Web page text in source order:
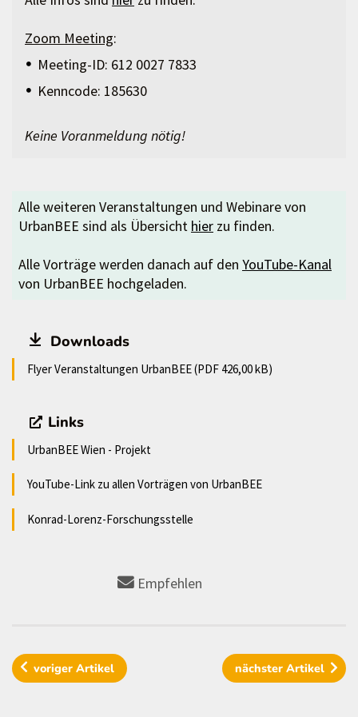
Zoom Meeting:
Meeting-ID: 612 0027 7833
Kenncode: 185630
Keine Voranmeldung nötig!
Alle weiteren Veranstaltungen und Webinare von
UrbanBEE sind als Übersicht hier zu finden.
Alle Vorträge werden danach auf den YouTube-Kanal
von UrbanBEE hochgeladen.
Downloads
Flyer Veranstaltungen UrbanBEE (PDF 426,00 kB)
Links
UrbanBEE Wien - Projekt
YouTube-Link zu allen Vorträgen von UrbanBEE
Konrad-Lorenz-Forschungsstelle
Empfehlen
vorigerArtikel nächster Artikel